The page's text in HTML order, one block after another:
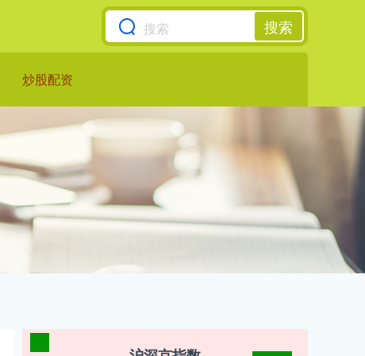
搜索
炒股配资